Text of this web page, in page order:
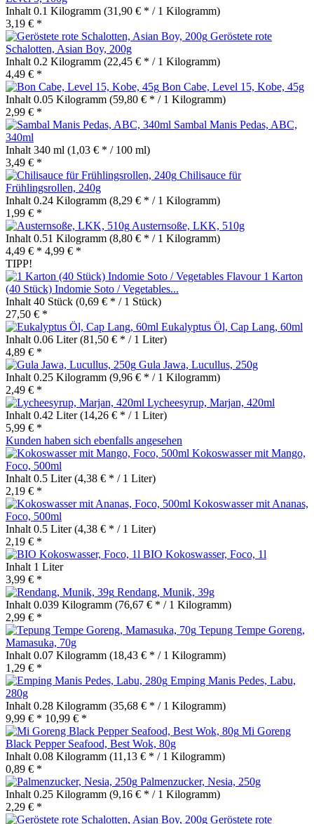
Inhalt 0.1 Kilogramm (31,90 € * / 1 Kilogramm)
3,19 € *
Geröstete rote
Schalotten, Asian Boy, 200g
Inhalt 0.2 Kilogramm (22,45 € * / 1 Kilogramm)
4,49 € *
Bon Cabe, Level 15, Kobe, 45g
Inhalt 0.05 Kilogramm (59,80 € * / 1 Kilogramm)
2,99 € *
Sambal Manis Pedas, ABC,
340ml
Inhalt 340 ml (1,03 € * / 100 ml)
3,49 € *
Chilisauce für
Frühlingsrollen, 240g
Inhalt 0.24 Kilogramm (8,29 € * / 1 Kilogramm)
1,99 € *
Austernsoße, LKK, 510g
Inhalt 0.51 Kilogramm (8,80 € * / 1 Kilogramm)
4,49 € * 4,99 € *
TIPP!
1 Karton
(40 Stück) Indomie Soto / Vegetables...
Inhalt 40 Stück (0,69 € * / 1 Stück)
27,50 € *
Eukalyptus Öl, Cap Lang, 60ml
Inhalt 0.06 Liter(81,50 € * / 1 Liter)
4,89 € *
Gula Jawa, Lucullus, 250g
Inhalt 0.25 Kilogramm (9,96 € * / 1 Kilogramm)
2,49 € *
Lycheesyrup, Marjan, 420ml
Inhalt 0.42 Liter(14,26 € * / 1 Liter)
5,99 € *
Kunden haben sich ebenfalls angesehen
Kokoswasser mit Mango,
Foco, 500ml
Inhalt 0.5 Liter(4,38 € * / 1 Liter)
2,19 € *
Kokoswasser mit Ananas,
Foco, 500ml
Inhalt 0.5 Liter(4,38 € * / 1 Liter)
2,19 € *
BIO Kokoswasser, Foco, 1l
Inhalt 1 Liter
3,99 € *
Rendang, Munik, 39g
Inhalt 0.039 Kilogramm (76,67 € * / 1 Kilogramm)
2,99 € *
Tepung Tempe Goreng,
Mamasuka, 70g
Inhalt 0.07 Kilogramm (18,43 € * / 1 Kilogramm)
1,29 € *
Emping Manis Pedes, Labu,
280g
Inhalt 0.28 Kilogramm (35,68 € * / 1 Kilogramm)
9,99 € * 10,99 € *
Mi Goreng
Black Pepper Seafood, Best Wok, 80g
Inhalt 0.08 Kilogramm (11,13 € * / 1 Kilogramm)
0,89 € *
Palmenzucker, Nesia, 250g
Inhalt 0.25 Kilogramm (9,16 € * / 1 Kilogramm)
2,29 € *
Geröstete rote